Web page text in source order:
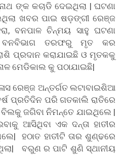
ଙ୍କ କଚାଡି ଦେଇଥିଲା | ଘଟଣା
ଖବର ପାଇ ଷଡ଼ଙ୍ଗୀ ରେଞ୍ଜ
ବନପାଳ ଚିନ୍ମୟ ସାହୁ ଘଟଣା
ତରଫରୁ ମୃତ କର
ପ୍ରଦାନ କରାଯାଇଛି ଓ ମୃତକକୁ
ମେଡିକାଲ କୁ ପଠାଯାଇଛି|
ରେଞ୍ଜ ଅନ୍ତର୍ଗତ ଲଟାବାଇଶିଆ
ପ୍ରତିଦିନ ପରି ଗତକାଲି ରାତିରେ
ଜଗିବା ନିମନ୍ତେ ଯାଇଥିଲେ |
ଆସିଥିବା ଏକ ଦନ୍ତା ହାତୀର
ହଠାତ ହାତୀଟି ତାର ଶୁଣ୍ଢରେ
ବରୁଣ ର ପାଟି ଶୁଣି ସ୍ଥାନୀୟ